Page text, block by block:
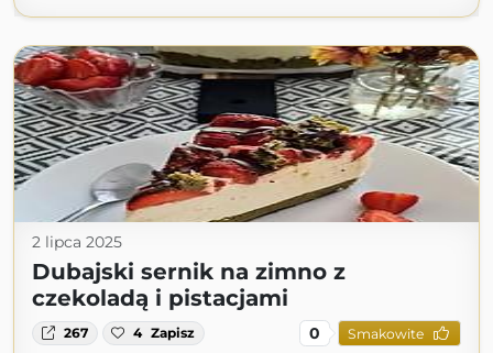
2 lipca 2025
Dubajski sernik na zimno z
czekoladą i pistacjami
267 4 Zapisz 0 Smakowite